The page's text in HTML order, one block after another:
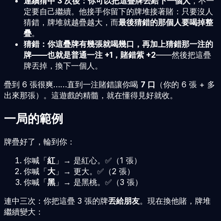
定要自己繼續。他接手你留下的牌堆接著賭：只要沒人
猜錯，牌堆就越疊越大，而最後猜錯的那個人要喝掉整
疊。
猜錯： 你這疊牌有幾張就喝幾口， 再加上猜錯那一注的
牌——也就是普通一注 +1，賭錯紫 +2——然後把這疊
牌丟掉，換下一個人。
疊到 6 張很爽……直到一注賭錯讓你喝 7 口 （你的 6 張 + 多
出來那張）。這遊戲的精髓，就在懂得見好就收。
一局的範例
牌疊好了，輪到你：
你喊「紅 」→ 是紅心。✅（1 張）
你喊「大 」→ 更大。✅（2 張）
你喊「黑 」→ 是黑桃。✅（3 張）
連中三次：你把這疊 3 張的牌丟給朋友。現在換他賭，牌堆
繼續變大：